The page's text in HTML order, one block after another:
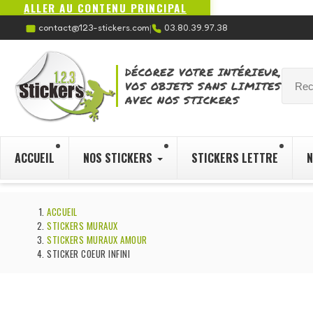
ALLER AU CONTENU PRINCIPAL
contact@123-stickers.com| 03.80.39.97.38
DÉCOREZ VOTRE INTÉRIEUR,
VOS OBJETS SANS LIMITES
AVEC NOS STICKERS
ACCUEIL NOS STICKERS STICKERS LETTRE
ACCUEIL
STICKERS MURAUX
STICKERS MURAUX AMOUR
STICKER COEUR INFINI